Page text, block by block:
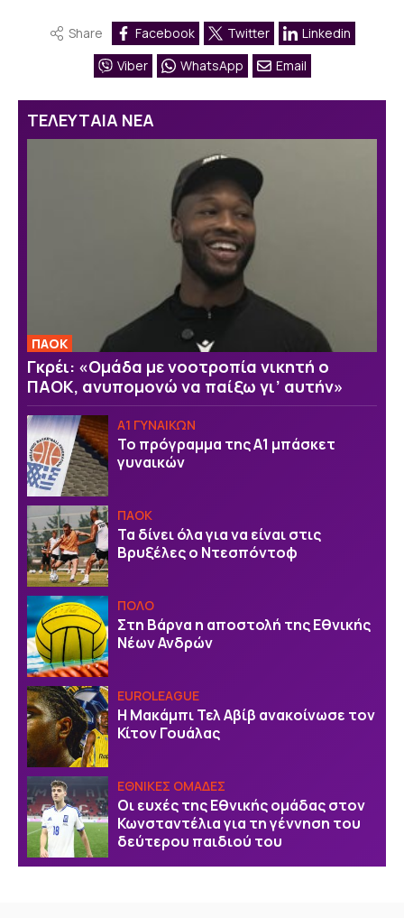
Share Facebook Twitter
Linkedin
Viber
WhatsApp Email
ΤΕΛΕΥΤΑΙΑ ΝΕΑ
ΠΑΟΚ
Γκρέι: «Ομάδα με νοοτροπία νικητή ο
ΠΑΟΚ, ανυπομονώ να παίξω γι’ αυτήν»
Α1 ΓΥΝΑΙΚΩΝ
Το πρόγραμμα της Α1 μπάσκετ
γυναικών
ΠΑΟΚ
Τα δίνει όλα για να είναι στις
Βρυξέλες ο Ντεσπόντοφ
ΠΟΛΟ
Στη Βάρνα η αποστολή της Εθνικής
Νέων Ανδρών
EUROLEAGUE
Η Μακάμπι Τελ Αβίβ ανακοίνωσε τον
Κίτον Γουάλας
ΕΘΝΙΚΕΣ ΟΜΑΔΕΣ
Οι ευχές της Εθνικής ομάδας στον
Κωνσταντέλια για τη γέννηση του
δεύτερου παιδιού του